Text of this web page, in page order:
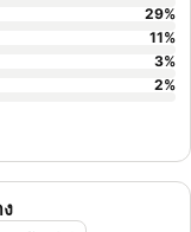
29%
11%
3%
2%